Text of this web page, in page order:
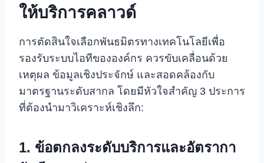
ให้บริการคลาวด์
การตัดสินใจเลือกพันธมิตรทางเทคโนโลยีเพื่อ
รองรับระบบไอทีขององค์กร ควรขับเคลื่อนด้วย
เหตุผล ข้อมูลเชิงประจักษ์ และสอดคล้องกับ
มาตรฐานระดับสากล โดยมีหัวใจสำคัญ 3 ประการ
ที่ต้องนำมาวิเคราะห์เชิงลึก:
1. ข้อตกลงระดับบริการและอัตรากา